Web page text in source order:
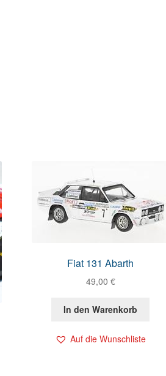
Fiat 131 Abarth
49,00 €
In den Warenkorb
Auf die Wunschliste